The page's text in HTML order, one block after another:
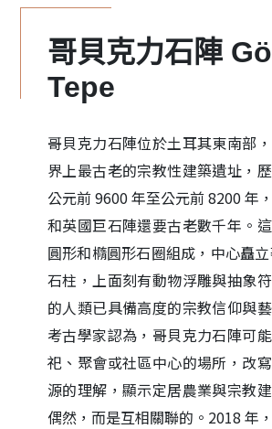
哥貝克力石陣
Tepe
哥貝克力石陣位於土耳其東南部
界上最古老的宗教性建築遺址，
公元前 9600 年至公元前 8200 年
和英國巨石陣還要古老數千年。
圓形和橢圓形石圈組成，中心矗
石柱，上面刻有動物浮雕與抽象
的人類已具備高度的宗教信仰與
考古學家認為，哥貝克力石陣可
祀、聚會或社區中心的場所，改
源的理解，顯示定居農業與宗教
偶然，而是互相關聯的。2018 年